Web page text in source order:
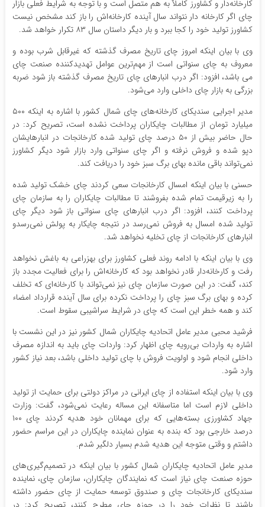
کارخانه‌دار و کشاورز کاملاٌ به هم متصل است و با توجه به شرایط فعلی بازار
چای اگر کارخانه دار نتواند سال آینده کارخانه‌اش را باز کند مشخص نیست
کشاورز تولید خود را کجا ببرد و بار دیگر داستان سال ۸۳ تکرار خواهد شد.
وی با بیان اینکه امروز چای تاریخ مصرف گذشته که غیرقابل شرب بوده و
معروف به چای سنواتی است از مهم‌ترین عوامل تهدیدکننده صنعت چای
می باشد، افزود: اگر درب انبارهای چای تاریخ مصرف گذشته باز شود ضربه
بزرگی به بازار چای داخلی وارد می‌شود.
مدیر اجرایی سندیکای کارخانه‌های چای شمال کشور با اشاره به اینکه ۵۰۰
میلیارد تومان از مطالبات چایکاران پرداخت نشده است، تصریح کرد: در
حال حاضر بیش از ۵۰ درصد چای تولید شده کارخانجات در انبارهایشان
دپو شده و فروش نرفته و اگر چای سنواتی وارد بازار شود دیگر کشاورز
نمی‌تواند باقی مانده بهای برگ سبز خود را دریافت کند.
حسنی با بیان اینکه امسال کارخانجات سعی کردند چای خشک تولید شده
را به زیرقیمت تمام شده بفروشند تا مطالبات چایکاران را به سازمان چای
پرداخت کنند، افزود: اگر درب انبارهای چای سنواتی باز شود دیگر چای
تولید شده امسال به فروش نمی‌رسد در نتیجه چایکار به پولش نمی‌رسدو
انبارهای کارخانجات از چای تخلیه نخواهد شد.
وی با بیان اینکه با ادامه روند فعلی کشاورز برای بهزراعی به باغش نخواهد
رفت و کارخانه‌دار قادر نخواهد بود که کارخانه‌اش را برای فعالیت مجدد باز
کند، گفت: در این صورت سازمان چای نیز نمی‌تواند با کارخانه‌ای که تخلف
کرده و بهای برگ سبز چای را پرداخت نکرده برای سال آینده قرارداد امضاء
کند و همه خطر این است که چای در شرایط سراشیبی سقوط است.
فرشید محبی مدیر عامل اتحادیه چایکاران شمال کشور نیز در این نشست با
اشاره به واردات بی‌رویه چای اظهار کرد: واردات چای باید به اندازه مصرف
داخلی انجام شود و اولویت فروش با چای تولید داخلی باشد، بعد نیاز کشور
وارد شود.
وی با بیان اینکه استفاده از چای ایرانی در مراکز دولتی برای حمایت از تولید
داخلی لازم است اما متاسفانه این مساله رعایت نمی‌شود، گفت: وزارت
جهاد کشاورزی بسته‌هایی که برای مهمانان خود هدیه کردند چای ۱۰۰
درصد خارجی بود که بنده به عنوان نماینده چایکاران در این مراسم حضور
داشتم و وقتی متوجه این هدیه شدم بسیار دلگیر شدم.
مدیر عامل اتحادیه چایکاران شمال کشور با بیان اینکه در تصمیم‌گیری‌های
حوزه صنعت چای نیاز است که نمایندگان چایکاران، سازمان چای، نماینده
سندیکای کارخانجات چای و صندوق توسعه حمایت از چای حضور داشته